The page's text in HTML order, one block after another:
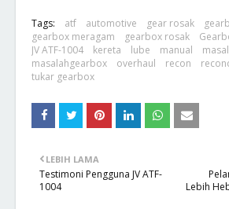
Tags: atf automotive gear rosak
gearbox meragam
gearbox rosak
JV ATF-1004
kereta lube manual
masalahgearbox
overhaul recon
tukar gearbox
Lebih
LEBIH LAMA
Testimoni Pengguna JV ATF-
1004